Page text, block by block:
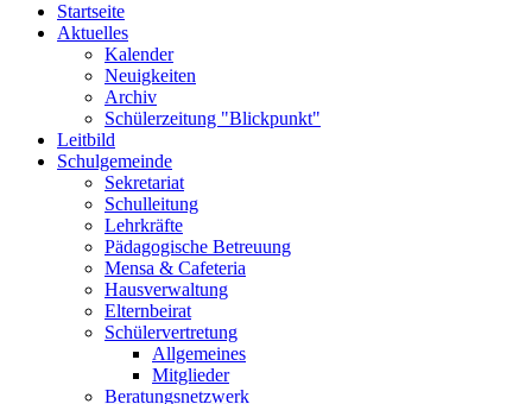
Startseite
Aktuelles
Kalender
Neuigkeiten
Archiv
Schülerzeitung "Blickpunkt"
Leitbild
Schulgemeinde
Sekretariat
Schulleitung
Lehrkräfte
Pädagogische Betreuung
Mensa & Cafeteria
Hausverwaltung
Elternbeirat
Schülervertretung
Allgemeines
Mitglieder
Beratungsnetzwerk